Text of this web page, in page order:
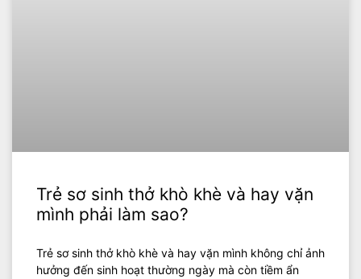
Trẻ sơ sinh thở khò khè và hay vặn
mình phải làm sao?
Trẻ sơ sinh thở khò khè và hay vặn mình không chỉ ảnh
hưởng đến sinh hoạt thường ngày mà còn tiềm ẩn